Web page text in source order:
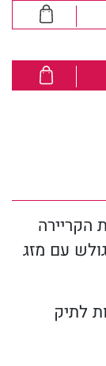
הקריירה
עם מזג
לתיק